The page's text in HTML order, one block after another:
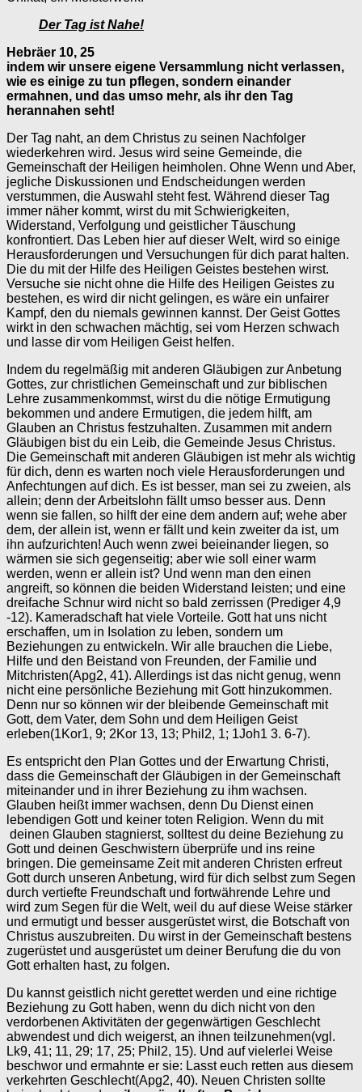
Der Tag ist Nahe!
Hebräer 10, 25
indem wir unsere eigene Versammlung nicht verlassen,
wie es einige zu tun pflegen, sondern einander
ermahnen, und das umso mehr, als ihr den Tag
herannahen seht!
Der Tag naht, an dem Christus zu seinen Nachfolger
wiederkehren wird. Jesus wird seine Gemeinde, die
Gemeinschaft der Heiligen heimholen. Ohne Wenn und Aber,
jegliche Diskussionen und Endscheidungen werden
verstummen, die Auswahl steht fest. Während dieser Tag
immer näher kommt, wirst du mit Schwierigkeiten,
Widerstand, Verfolgung und geistlicher Täuschung
konfrontiert. Das Leben hier auf dieser Welt, wird so einige
Herausforderungen und Versuchungen für dich parat halten.
Die du mit der Hilfe des Heiligen Geistes bestehen wirst.
Versuche sie nicht ohne die Hilfe des Heiligen Geistes zu
bestehen, es wird dir nicht gelingen, es wäre ein unfairer
Kampf, den du niemals gewinnen kannst. Der Geist Gottes
wirkt in den schwachen mächtig, sei vom Herzen schwach
und lasse dir vom Heiligen Geist helfen.
Indem du regelmäßig mit anderen Gläubigen zur Anbetung
Gottes, zur christlichen Gemeinschaft und zur biblischen
Lehre zusammenkommst, wirst du die nötige Ermutigung
bekommen und andere Ermutigen, die jedem hilft, am
Glauben an Christus festzuhalten. Zusammen mit andern
Gläubigen bist du ein Leib, die Gemeinde Jesus Christus.
Die Gemeinschaft mit anderen Gläubigen ist mehr als wichtig
für dich, denn es warten noch viele Herausforderungen und
Anfechtungen auf dich. Es ist besser, man sei zu zweien, als
allein; denn der Arbeitslohn fällt umso besser aus. Denn
wenn sie fallen, so hilft der eine dem andern auf; wehe aber
dem, der allein ist, wenn er fällt und kein zweiter da ist, um
ihn aufzurichten! Auch wenn zwei beieinander liegen, so
wärmen sie sich gegenseitig; aber wie soll einer warm
werden, wenn er allein ist? Und wenn man den einen
angreift, so können die beiden Widerstand leisten; und eine
dreifache Schnur wird nicht so bald zerrissen (Prediger 4,9
-12). Kameradschaft hat viele Vorteile. Gott hat uns nicht
erschaffen, um in Isolation zu leben, sondern um
Beziehungen zu entwickeln. Wir alle brauchen die Liebe,
Hilfe und den Beistand von Freunden, der Familie und
Mitchristen(Apg2, 41). Allerdings ist das nicht genug, wenn
nicht eine persönliche Beziehung mit Gott hinzukommen.
Denn nur so können wir der bleibende Gemeinschaft mit
Gott, dem Vater, dem Sohn und dem Heiligen Geist
erleben(1Kor1, 9; 2Kor 13, 13; Phil2, 1; 1Joh1 3. 6-7).
Es entspricht den Plan Gottes und der Erwartung Christi,
dass die Gemeinschaft der Gläubigen in der Gemeinschaft
miteinander und in ihrer Beziehung zu ihm wachsen.
Glauben heißt immer wachsen, denn Du Dienst einen
lebendigen Gott und keiner toten Religion. Wenn du mit
deinen Glauben stagnierst, solltest du deine Beziehung zu
Gott und deinen Geschwistern überprüfe und ins reine
bringen. Die gemeinsame Zeit mit anderen Christen erfreut
Gott durch unseren Anbetung, wird für dich selbst zum Segen
durch vertiefte Freundschaft und fortwährende Lehre und
wird zum Segen für die Welt, weil du auf diese Weise stärker
und ermutigt und besser ausgerüstet wirst, die Botschaft von
Christus auszubreiten. Du wirst in der Gemeinschaft bestens
zugerüstet und ausgerüstet um deiner Berufung die du von
Gott erhalten hast, zu folgen.
Du kannst geistlich nicht gerettet werden und eine richtige
Beziehung zu Gott haben, wenn du dich nicht von den
verdorbenen Aktivitäten der gegenwärtigen Geschlecht
abwendest und dich weigerst, an ihnen teilzunehmen(vgl.
Lk9, 41; 11, 29; 17, 25; Phil2, 15). Und auf vielerlei Weise
beschwor und ermahnte er sie: Lasst euch retten aus diesem
verkehrten Geschlecht(Apg2, 40). Neuen Christen sollte